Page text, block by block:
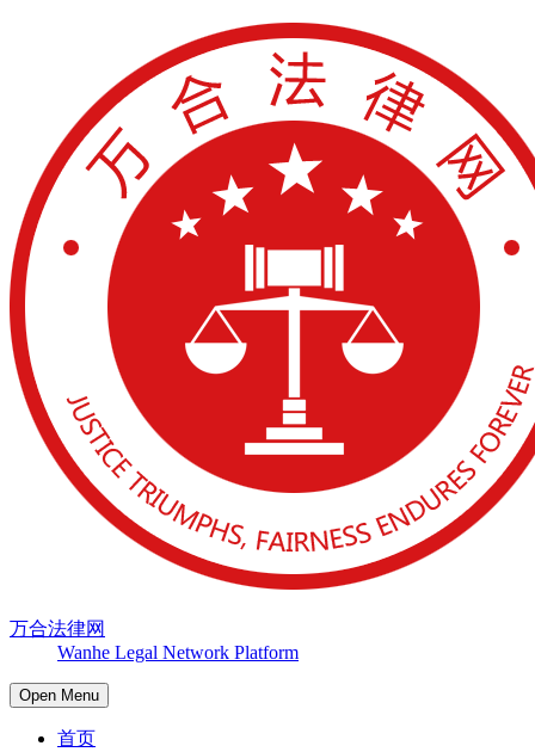
万合法律网
Wanhe Legal Network Platform
Open Menu
首页